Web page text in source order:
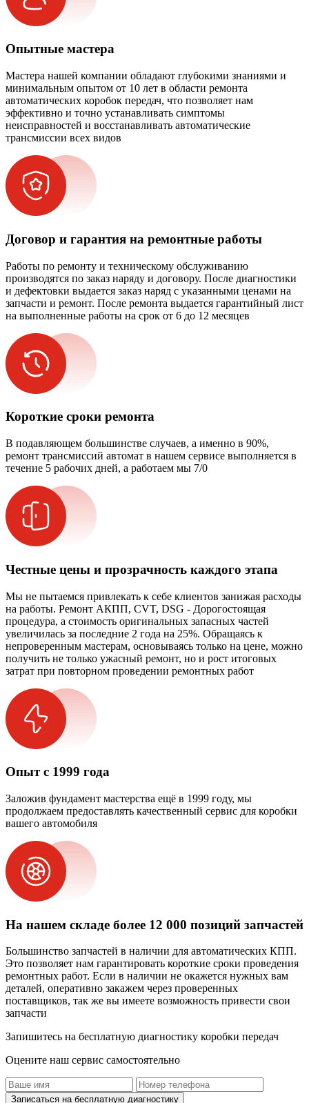
Опытные мастера
Мастера нашей компании обладают глубокими знаниями и
минимальным опытом от 10 лет в области ремонта
автоматических коробок передач, что позволяет нам
эффективно и точно устанавливать симптомы
неисправностей и восстанавливать автоматические
трансмиссии всех видов
Договор и гарантия на ремонтные работы
Работы по ремонту и техническому обслуживанию
производятся по заказ наряду и договору. После диагностики
и дефектовки выдается заказ наряд с указанными ценами на
запчасти и ремонт. После ремонта выдается гарантийный лист
на выполненные работы на срок от 6 до 12 месяцев
Короткие сроки ремонта
В подавляющем большинстве случаев, а именно в 90%,
ремонт трансмиссий автомат в нашем сервисе выполняется в
течение 5 рабочих дней, а работаем мы 7/0
Честные цены и прозрачность каждого этапа
Мы не пытаемся привлекать к себе клиентов занижая расходы
на работы. Ремонт АКПП, CVT, DSG - Дорогостоящая
процедура, а стоимость оригинальных запасных частей
увеличилась за последние 2 года на 25%. Обращаясь к
непроверенным мастерам, основываясь только на цене, можно
получить не только ужасный ремонт, но и рост итоговых
затрат при повторном проведении ремонтных работ
Опыт с 1999 года
Заложив фундамент мастерства ещё в 1999 году, мы
продолжаем предоставлять качественный сервис для коробки
вашего автомобиля
На нашем складе более 12 000 позиций запчастей
Большинство запчастей в наличии для автоматических КПП.
Это позволяет нам гарантировать короткие сроки проведения
ремонтных работ. Если в наличии не окажется нужных вам
деталей, оперативно закажем через проверенных
поставщиков, так же вы имеете возможность привести свои
запчасти
Запишитесь на бесплатную диагностику коробки передач
Оцените наш сервис самостоятельно
Записаться на бесплатную диагностику